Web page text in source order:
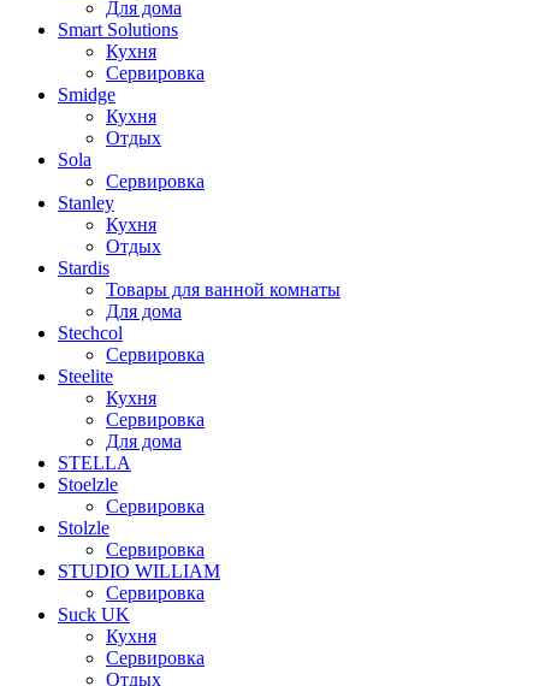
Для дома
Smart Solutions
Кухня
Сервировка
Smidge
Кухня
Отдых
Sola
Сервировка
Stanley
Кухня
Отдых
Stardis
Товары для ванной комнаты
Для дома
Stechcol
Сервировка
Steelite
Кухня
Сервировка
Для дома
STELLA
Stoelzle
Сервировка
Stolzle
Сервировка
STUDIO WILLIAM
Сервировка
Suck UK
Кухня
Сервировка
Отдых